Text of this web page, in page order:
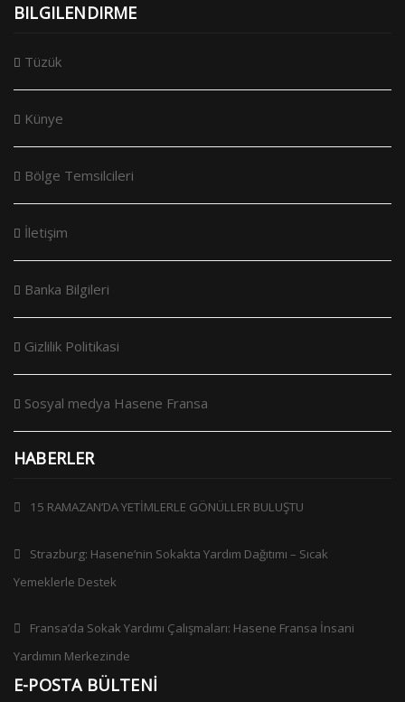
BILGILENDIRME
Tüzük
Künye
Bölge Temsilcileri
İletişim
Banka Bilgileri
Gizlilik Politikasi
Sosyal medya Hasene Fransa
HABERLER
15 RAMAZAN’DA YETİMLERLE GÖNÜLLER BULUŞTU
Strazburg: Hasene’nin Sokakta Yardım Dağıtımı – Sıcak
Yemeklerle Destek
Fransa’da Sokak Yardımı Çalışmaları: Hasene Fransa İnsani
Yardımın Merkezinde
E-POSTA BÜLTENİ